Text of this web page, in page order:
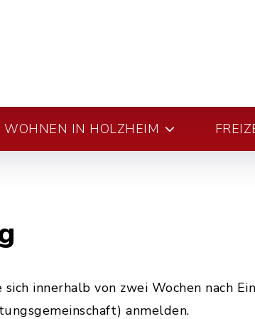
WOHNEN IN HOLZHEIM
innerhalb von zwei Wochen nach
anmelden.